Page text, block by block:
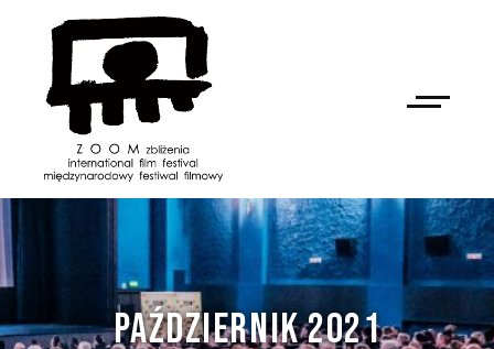
PAŹDZIERNIK 2021